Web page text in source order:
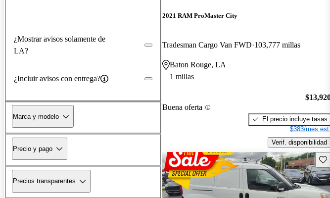
¿Mostrar avisos solamente de
LA?
¿Incluir avisos con entrega?
Marca y modelo
Precio y pago
Precios transparentes
2021 RAM ProMaster City
Tradesman Cargo Van FWD 103,777 millas
Baton Rouge, LA
1 millas
Buena oferta
El precio incluye tasas
$383/mes est.
Verif. disponibilidad